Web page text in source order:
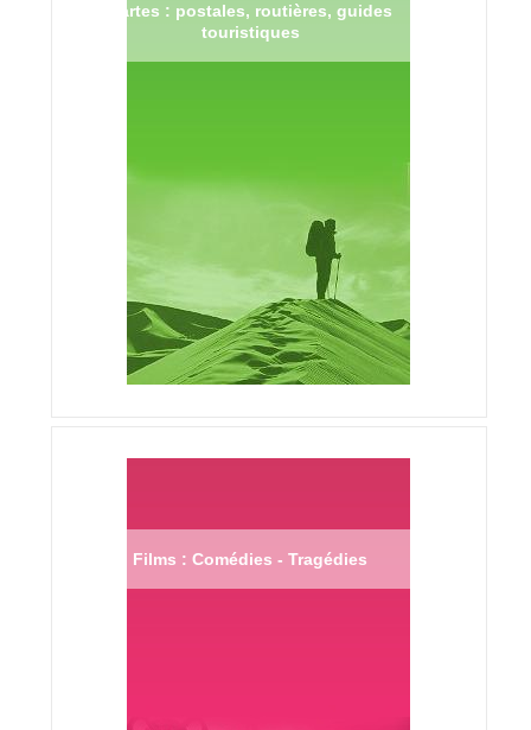
Cartes : postales, routières, guides
touristiques
Films : Comédies - Tragédies